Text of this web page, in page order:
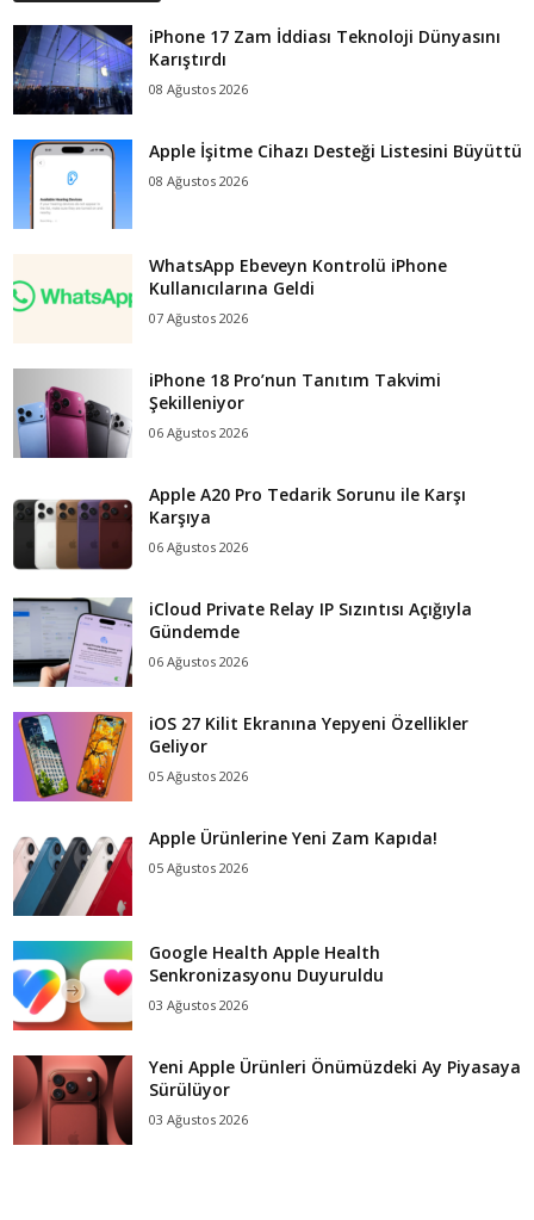
iPhone 17 Zam İddiası Teknoloji Dünyasını
Karıştırdı
08 Ağustos 2026
Apple İşitme Cihazı Desteği Listesini Büyüttü
08 Ağustos 2026
WhatsApp Ebeveyn Kontrolü iPhone
Kullanıcılarına Geldi
07 Ağustos 2026
iPhone 18 Pro’nun Tanıtım Takvimi
Şekilleniyor
06 Ağustos 2026
Apple A20 Pro Tedarik Sorunu ile Karşı
Karşıya
06 Ağustos 2026
iCloud Private Relay IP Sızıntısı Açığıyla
Gündemde
06 Ağustos 2026
iOS 27 Kilit Ekranına Yepyeni Özellikler
Geliyor
05 Ağustos 2026
Apple Ürünlerine Yeni Zam Kapıda!
05 Ağustos 2026
Google Health Apple Health
Senkronizasyonu Duyuruldu
03 Ağustos 2026
Yeni Apple Ürünleri Önümüzdeki Ay Piyasaya
Sürülüyor
03 Ağustos 2026